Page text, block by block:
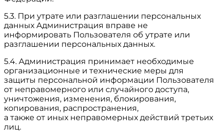
5.3. При утрате или разглашении персональных
данных Администрация вправе не
информировать Пользователя об утрате или
разглашении персональных данных.
5.4. Администрация принимает необходимые
организационные и технические меры для
защиты персональной информации Пользователя
от неправомерного или случайного доступа,
уничтожения, изменения, блокирования,
копирования, распространения,
а также от иных неправомерных действий третьих
лиц.